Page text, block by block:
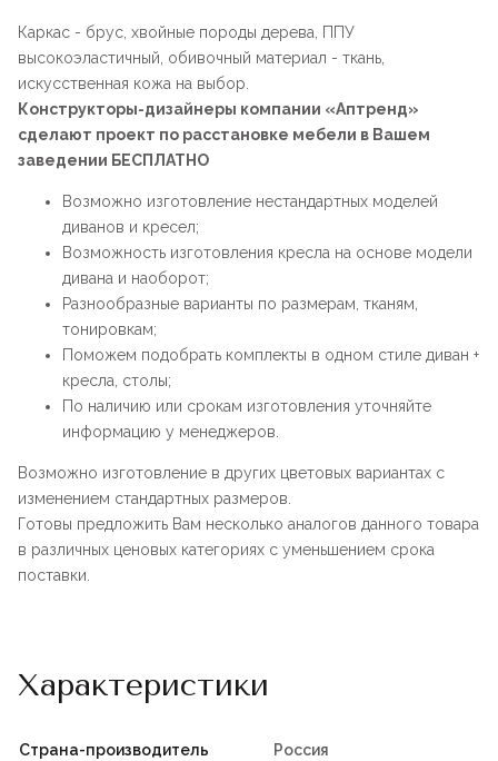
Каркас - брус, хвойные породы дерева, ППУ
высокоэластичный, обивочный материал - ткань,
искусственная кожа на выбор.
Конструкторы-дизайнеры компании «Аптренд»
сделают проект по расстановке мебели в Вашем
заведении БЕСПЛАТНО
Возможно изготовление нестандартных моделей
диванов и кресел;
Возможность изготовления кресла на основе модели
дивана и наоборот;
Разнообразные варианты по размерам, тканям,
тонировкам;
Поможем подобрать комплекты в одном стиле диван +
кресла, столы;
По наличию или срокам изготовления уточняйте
информацию у менеджеров.
Возможно изготовление в других цветовых вариантах с
изменением стандартных размеров.
Готовы предложить Вам несколько аналогов данного товара
в различных ценовых категориях с уменьшением срока
поставки.
Характеристики
Страна-производитель Россия